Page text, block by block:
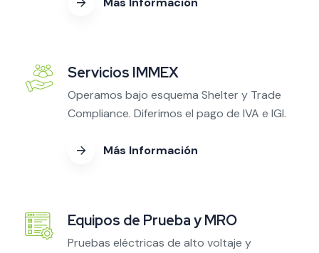
Servicios IMMEX
Operamos bajo esquema Shelter y Trade
Compliance. Diferimos el pago de IVA e IGI.
Más Información
Equipos de Prueba y MRO
Pruebas eléctricas de alto voltaje y